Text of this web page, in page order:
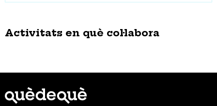
Activitats en què col·labora